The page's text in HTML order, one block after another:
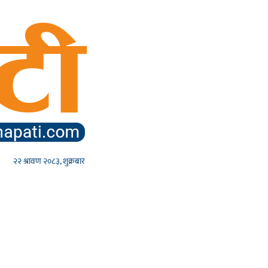
२२ श्रावण २०८३, शुक्रबार